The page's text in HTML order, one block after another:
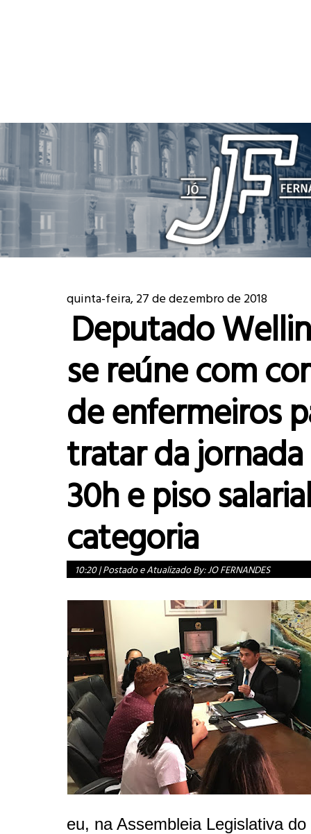
quinta-feira, 27 de dezembro de 2018
Deputado
se reúne com
de enfermeiros
tratar da
30h e piso
categoria
10:20|Postado e Atualizado By:JO FERNANDES
eu, na Assembleia Legislativa